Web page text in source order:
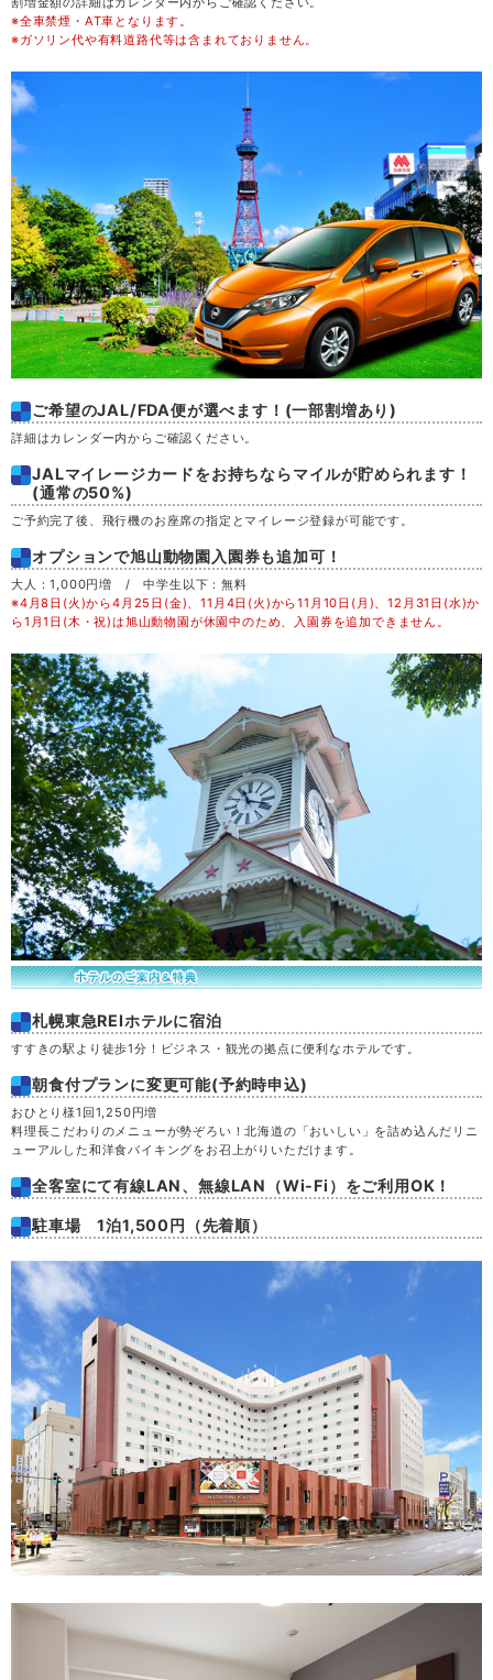
金 21
月 24
火 25
水 26
木 27
金 28
土 29
月 31
※全車禁煙・AT車となります。
※ガソリン代や有料道路代等は含まれておりません。
ご希望のJAL/FDA便が選べます！(一部割増あり)
詳細はカレンダー内からご確認ください。
JALマイレージカードをお持ちならマイルが貯められます！
(通常の50%)
ご予約完了後、飛行機のお座席の指定とマイレージ登録が可能です。
オプションで旭山動物園入園券も追加可！
大人：1,000円増 / 中学生以下：無料
※4月8日(火)から4月25日(金)、11月4日(火)から11月10日(月)、12月31日(水)か
ら1月1日(木・祝)は旭山動物園が休園中のため、入園券を追加できません。
札幌東急REIホテルに宿泊
すすきの駅より徒歩1分！ビジネス・観光の拠点に便利なホテルです。
朝食付プランに変更可能(予約時申込)
おひとり様1回1,250円増
料理長こだわりのメニューが勢ぞろい！北海道の「おいしい」を詰め込んだリニ
ューアルした和洋食バイキングをお召上がりいただけます。
全客室にて有線LAN、無線LAN（Wi-Fi）をご利用OK！
駐車場 1泊1,500円（先着順）